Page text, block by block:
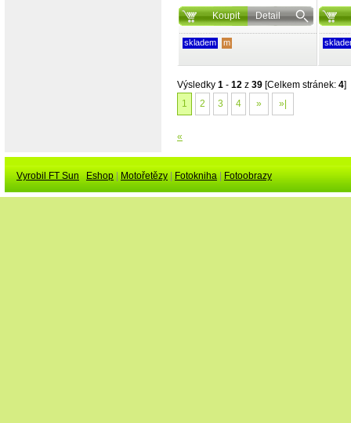
Koupit
Detail
skladem m
Výsledky 1 - 12 z 39 [Celkem stránek: 4]
1
2 3 4 » »|
«
Vyrobil FT Sun Eshop Motořetězy Fotokniha Fotoobrazy